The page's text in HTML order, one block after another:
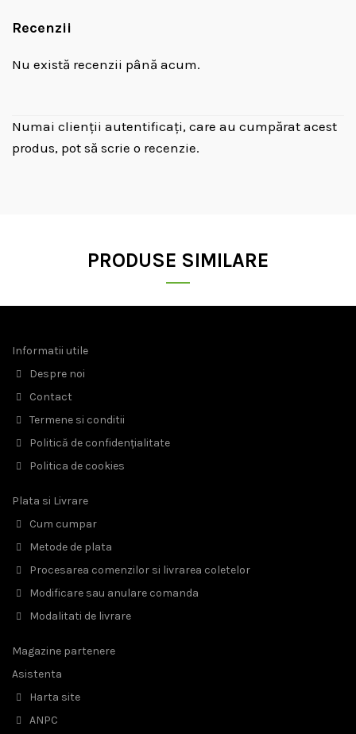
Recenzii
Nu există recenzii până acum.
Numai clienții autentificați, care au cumpărat acest
produs, pot să scrie o recenzie.
PRODUSE SIMILARE
Informatii utile
Despre noi
Contact
Termene si conditii
Politică de confidențialitate
Politica de cookies
Plata si Livrare
Cum cumpar
Metode de plata
Procesarea comenzilor si livrarea coletelor
Modificare sau anulare comanda
Modalitati de livrare
Magazine partenere
Asistenta
Harta site
ANPC